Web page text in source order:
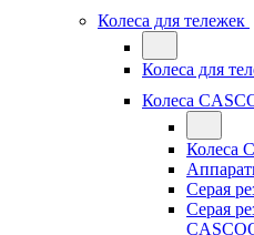
Колеса для тележек
Колеса для
Колеса
Колеса
Серая
Серая